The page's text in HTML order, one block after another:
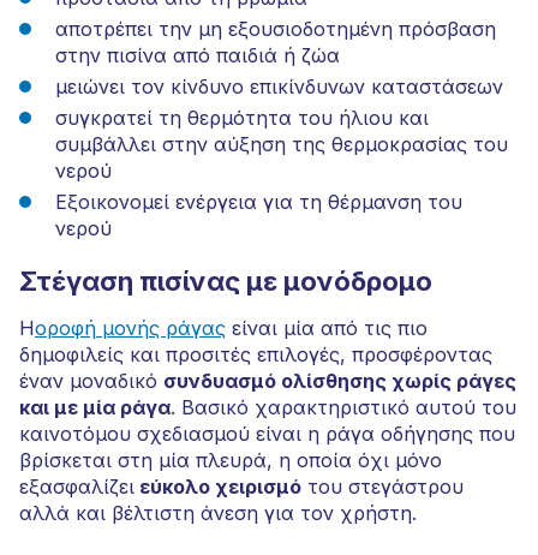
αποτρέπει την μη εξουσιοδοτημένη πρόσβαση
στην πισίνα από παιδιά ή ζώα
μειώνει τον κίνδυνο επικίνδυνων καταστάσεων
συγκρατεί τη θερμότητα του ήλιου και
συμβάλλει στην αύξηση της θερμοκρασίας του
νερού
Εξοικονομεί ενέργεια για τη θέρμανση του
νερού
Στέγαση πισίνας με μονόδρομο
Ηοροφή μονής ράγας είναι μία από τις πιο
δημοφιλείς και προσιτές επιλογές, προσφέροντας
έναν μοναδικό συνδυασμό ολίσθησης χωρίς ράγες
και με μία ράγα. Βασικό χαρακτηριστικό αυτού του
καινοτόμου σχεδιασμού είναι η ράγα οδήγησης που
βρίσκεται στη μία πλευρά, η οποία όχι μόνο
εξασφαλίζει εύκολο χειρισμό του στεγάστρου
αλλά και βέλτιστη άνεση για τον χρήστη.